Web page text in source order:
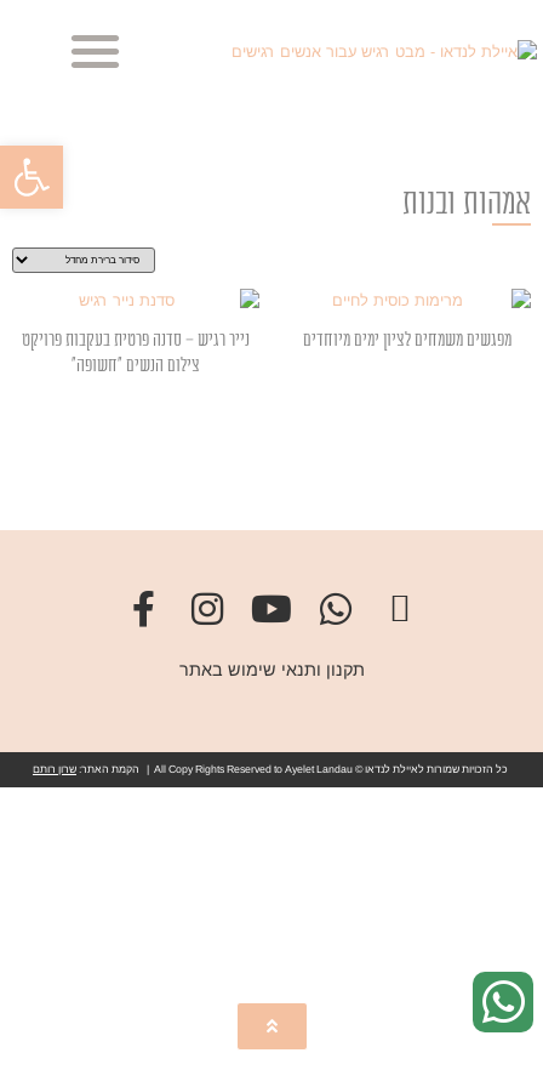
פתח
אמהות ובנות
מפגשים משמחים לציון ימים מיוחדים
נייר רגיש – סדנה פרטית בעקבות פרויקט
צילום הנשים "חשופה"
תקנון ותנאי שימוש באתר
כל הזכויות שמורות לאיילת לנדאו © All Copy Rights Reserved to Ayelet Landau | הקמת האתר: שרון רותם